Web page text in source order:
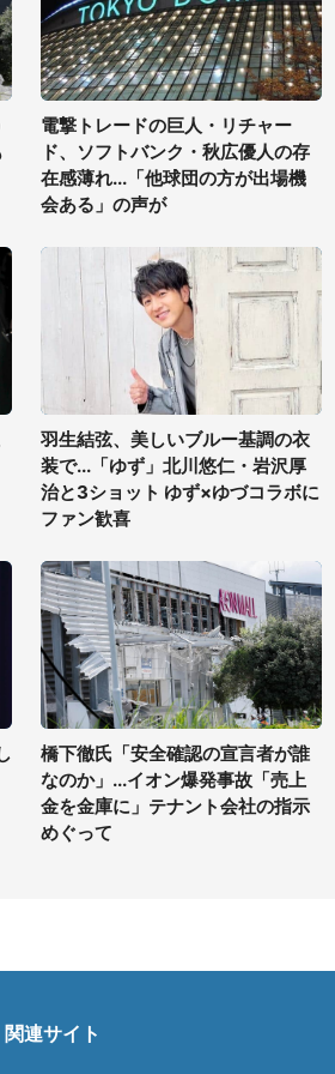
電撃トレードの巨人・リチャー
ド、ソフトバンク・秋広優人の存
在感薄れ...「他球団の方が出場機
会ある」の声が
羽生結弦、美しいブルー基調の衣
装で...「ゆず」北川悠仁・岩沢厚
治と3ショット ゆず×ゆづコラボに
ファン歓喜
橋下徹氏「安全確認の宣言者が誰
なのか」...イオン爆発事故「売上
金を金庫に」テナント会社の指示
めぐって
関連サイト